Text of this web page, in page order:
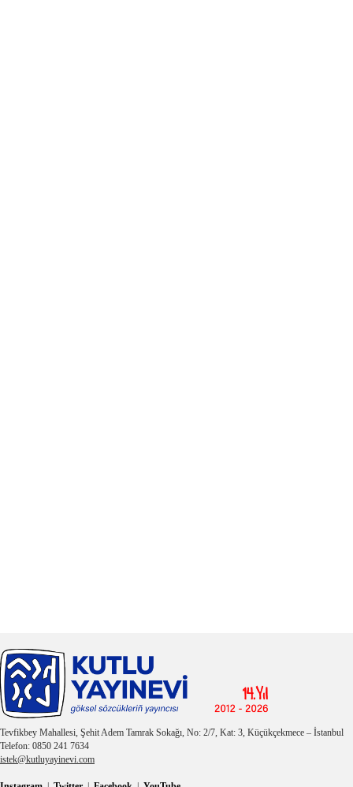
Tevfikbey Mahallesi, Şehit Adem Tamrak Sokağı, No: 2/7, Kat: 3, Küçükçekmece – İstanbul
Telefon: 0850 241 7634
istek@kutluyayinevi.com